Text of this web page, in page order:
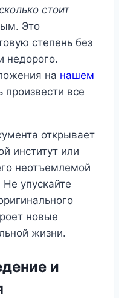
стоит
Это
степень без
недорого.
на нашем
произвести все
открывает
институт или
неотъемлемой
упускайте
новые
жизни.
и